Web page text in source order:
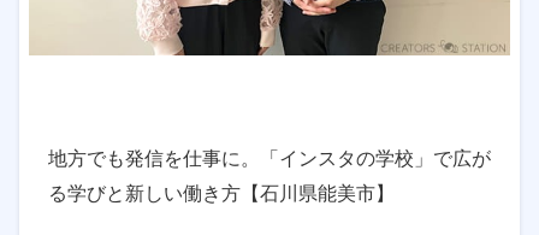
地方でも発信を仕事に。「インスタの学校」で広が
る学びと新しい働き方【石川県能美市】